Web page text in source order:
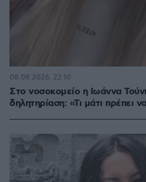
Στο νοσοκομείο η Ιωάννα
δηλητηρίαση: «Τι μάτι πρέπει
08.08.2026, 22:10